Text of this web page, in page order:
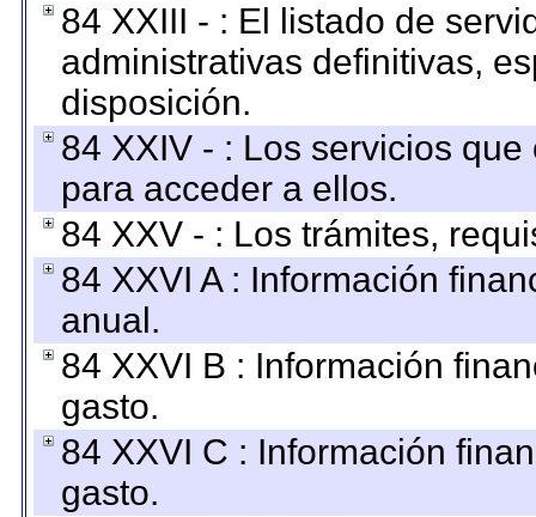
84 XXIII - : El listado de
administrativas definitivas,
disposición.
84 XXIV - : Los servicios
para acceder a ellos.
84 XXV - : Los trámites,
84 XXVI A : Información
anual.
84 XXVI B : Información
gasto.
84 XXVI C : Información
gasto.